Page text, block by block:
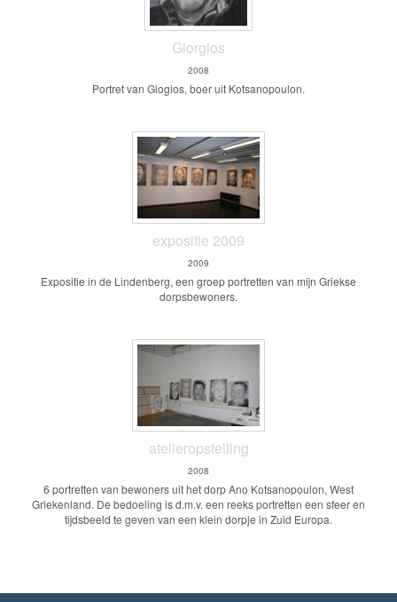
Giorgios
2008
Portret van Giogios, boer uit Kotsanopoulon.
expositie 2009
2009
Expositie in de Lindenberg, een groep portretten van mijn Griekse
dorpsbewoners.
atelieropstelling
2008
6 portretten van bewoners uit het dorp Ano Kotsanopoulon, West
Griekenland. De bedoeling is d.m.v. een reeks portretten een sfeer en
tijdsbeeld te geven van een klein dorpje in Zuid Europa.